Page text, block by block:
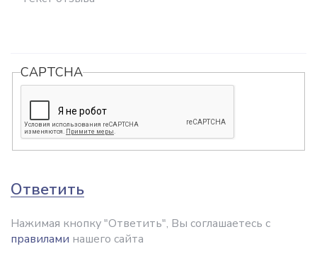
CAPTCHA
Ответить
Нажимая кнопку "Ответить", Вы соглашаетесь с
правилами нашего сайта